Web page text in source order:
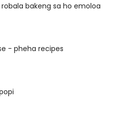
robala bakeng sa ho emoloa
- pheha recipes